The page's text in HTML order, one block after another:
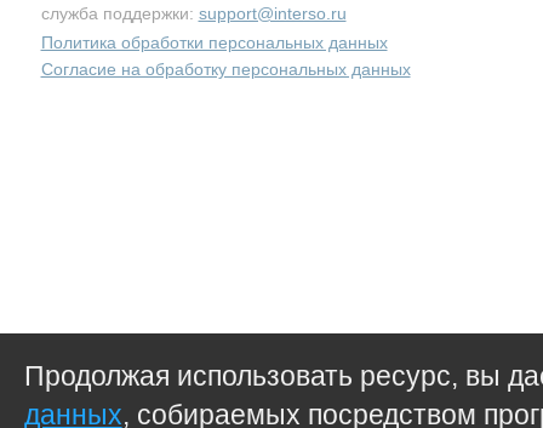
служба поддержки: support@interso.ru
Политика обработки персональных данных
Согласие на обработку персональных данных
Продолжая использовать ресурс, вы
данных, собираемых посредством